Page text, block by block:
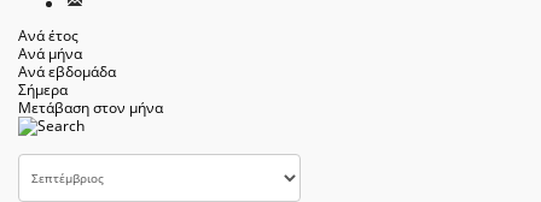
Ανά έτος
Ανά μήνα
Ανά εβδομάδα
Σήμερα
Μετάβαση στον μήνα